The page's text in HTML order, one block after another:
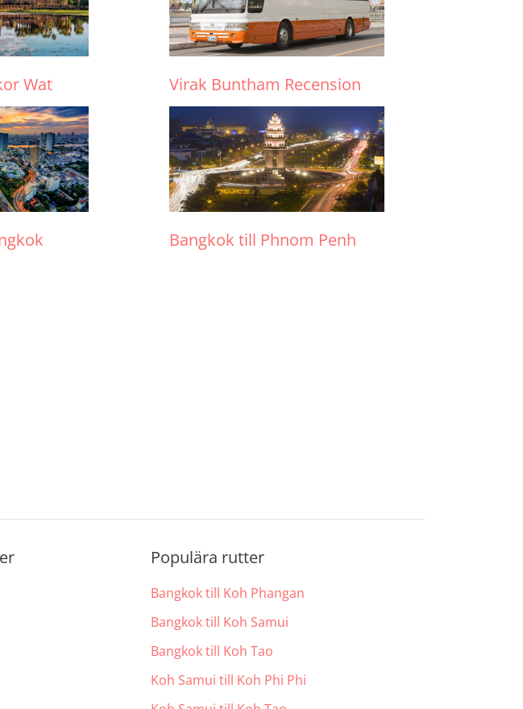
Wat Virak Buntham Recension
Bangkok till Phnom Penh
Populära rutter
Bangkok till Koh Phangan
Bangkok till Koh Samui
Bangkok till Koh Tao
Koh Samui till Koh Phi Phi